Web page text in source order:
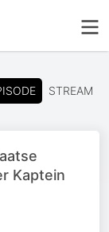
STREAM
Kaptein